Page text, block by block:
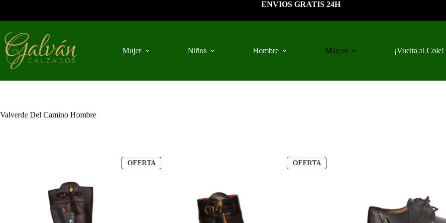
contenido
ENVIOS GRATIS 24H
Mujer Niños Hombre Marcas ¡Vuelta al Cole!
Valverde Del Camino Hombre
OFERTAPRODUCTO
EN
OFERTAPRODUCTO
EN